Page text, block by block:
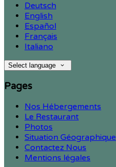
Deutsch
English
Español
Français
Italiano
Select language
Pages
Nos Hébergements
Le Restaurant
Photos
Situation Géographique
Contactez Nous
Mentions légales